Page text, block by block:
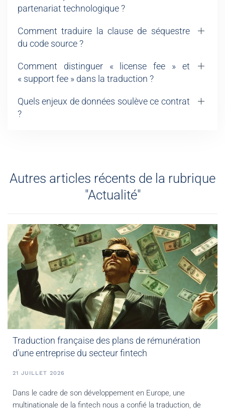
partenariat technologique ?
Comment traduire la clause de séquestre
du code source ?
Comment distinguer « license fee » et
« support fee » dans la traduction ?
Quels enjeux de données soulève ce contrat
?
Autres articles récents de la rubrique
"Actualité"
Traduction française des plans de rémunération
d’une entreprise du secteur fintech
21 JUILLET 2026
Dans le cadre de son développement en Europe, une
multinationale de la fintech nous a confié la traduction, de